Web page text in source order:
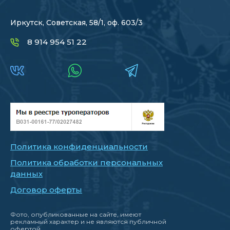
Иркутск, Советская, 58/1, оф. 603/3
8 914 954 51 22
Политика конфиденциальности
Политика обработки персональных
данных
Договор оферты
Фото, опубликованные на сайте, имеют
рекламный характер и не являются публичной